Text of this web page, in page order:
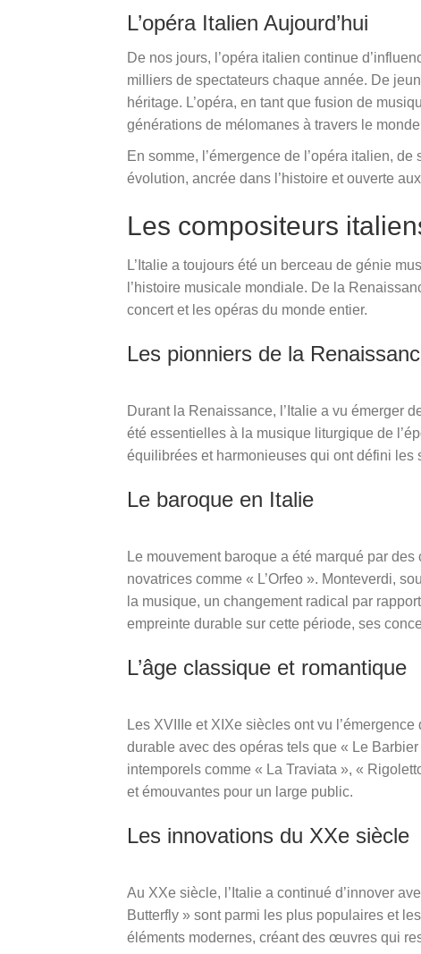
L’opéra Italien Aujourd’hui
De nos jours, l’opéra italien continue
milliers de spectateurs chaque année. De
héritage. L’opéra, en tant que fusion de
générations de mélomanes à travers le
En somme, l’émergence de l’opéra italien,
évolution, ancrée dans l’histoire et ouverte
Les compositeurs
L’Italie a toujours été un berceau de génie
l’histoire musicale mondiale. De la
concert et les opéras du monde entier.
Les pionniers de la
Durant la Renaissance, l’Italie a vu émerger
été essentielles à la musique liturgique de
équilibrées et harmonieuses qui ont défini les
Le baroque en Italie
Le mouvement baroque a été marqué par
novatrices comme « L’Orfeo ». Monteverdi,
la musique, un changement radical par
empreinte durable sur cette période, ses
L’âge classique et romantique
Les XVIIIe et XIXe siècles ont vu
durable avec des opéras tels que « Le
intemporels comme « La Traviata », «
et émouvantes pour un large public.
Les innovations du XXe siècle
Au XXe siècle, l’Italie a continué d’innover
Butterfly » sont parmi les plus populaires et
éléments modernes, créant des œuvres qui